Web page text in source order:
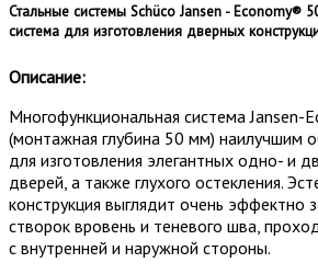
Стальные системы Schüco​ Jansen​ -​ Economy®​
система для изготовления дверных
Описание:
Многофункциональная система Jansen-
(монтажная глубина 50 мм) наилучшим
для изготовления элегантных одно- и
дверей, а также глухого остекления.
конструкция выглядит очень эффектно
створок вровень и теневого шва,
с внутренней и наружной стороны.